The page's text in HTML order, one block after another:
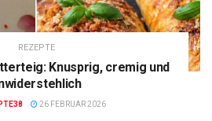
REZEPTE
Knusprig, cremig und
26 FEBRUAR 2026